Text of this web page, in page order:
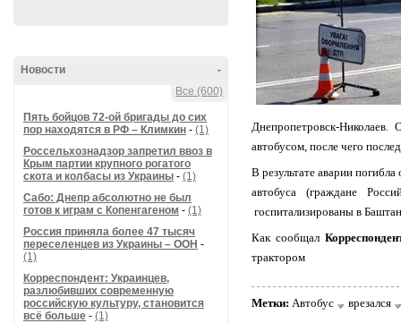
-
Новости
Все (600)
Пять бойцов 72-ой бригады до сих
пор находятся в РФ – Климкин - (1)
Россельхознадзор запретил ввоз в
Крым партии крупного рогатого
скота и колбасы из Украины - (1)
Сабо: Днепр абсолютно не был
готов к играм с Копенгагеном - (1)
Россия приняла более 47 тысяч
переселенцев из Украины – ООН -
(1)
Корреспондент: Украинцев,
разлюбивших современную
российскую культуру, становится
всё больше - (1)
Днепропетровск-
автобусом, после чего
В результате аварии
автобуса (граждане
госпитализированы в
Как сообщал
трактором
Метки: Автобус врезался